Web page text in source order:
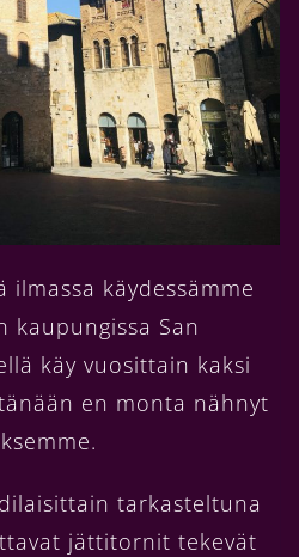
ilmassa käydessämme
kaupungissa San
käy vuosittain kaksi
en monta nähnyt
tarkasteltuna
jättitornit tekevät